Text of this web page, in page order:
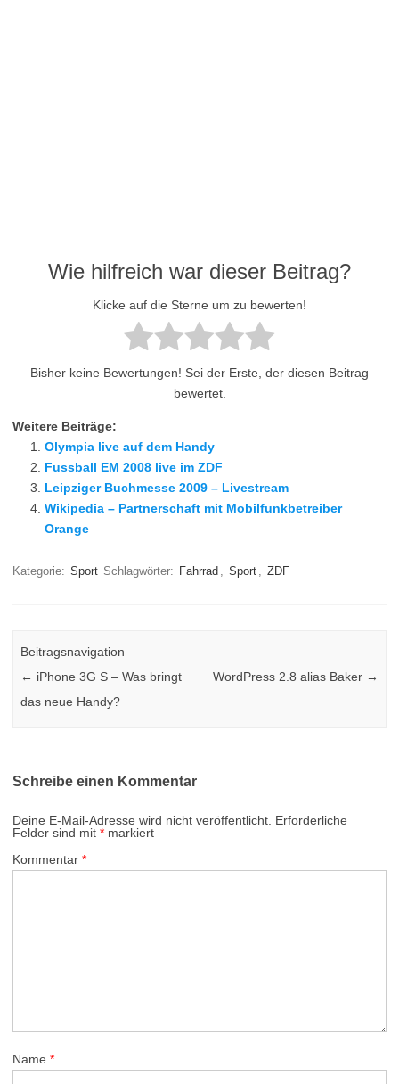
Wie hilfreich war dieser Beitrag?
Klicke auf die Sterne um zu bewerten!
Bisher keine Bewertungen! Sei der Erste, der diesen Beitrag
bewertet.
Weitere Beiträge:
Olympia live auf dem Handy
Fussball EM 2008 live im ZDF
Leipziger Buchmesse 2009 – Livestream
Wikipedia – Partnerschaft mit Mobilfunkbetreiber
Orange
Kategorie: Sport Schlagwörter: Fahrrad , Sport , ZDF
Beitragsnavigation
← iPhone 3G S – Was bringt
das neue Handy?
WordPress 2.8 alias Baker →
Schreibe einen Kommentar
Deine E-Mail-Adresse wird nicht veröffentlicht. Erforderliche
Felder sind mit * markiert
Kommentar *
Name *